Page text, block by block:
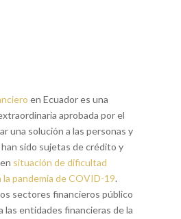
en Ecuador es una
aprobada por el
una solución a las personas y
sido sujetas de crédito y
situación de dificultad
la pandemia de COVID-19.
sectores financieros público
las entidades financieras de la